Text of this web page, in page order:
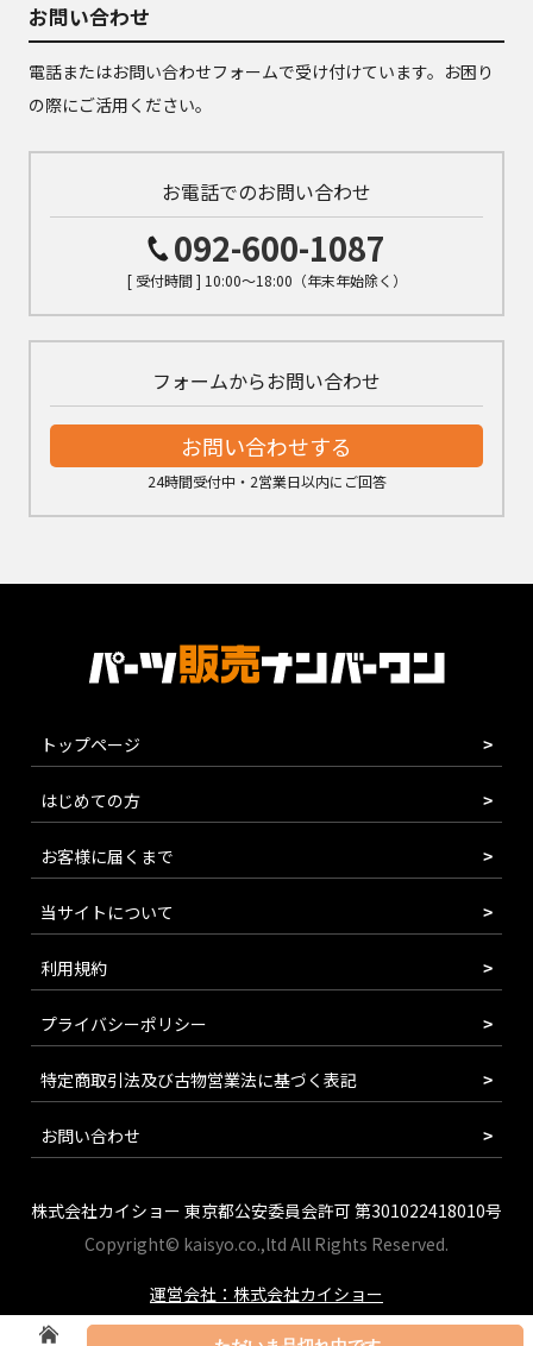
お問い合わせ
電話またはお問い合わせフォームで受け付けています。お困り
の際にご活用ください。
お電話でのお問い合わせ
092-600-1087
[ 受付時間 ] 10:00～18:00（年末年始除く）
フォームからお問い合わせ
お問い合わせする
24時間受付中・2営業日以内にご回答
トップページ
はじめての方
お客様に届くまで
当サイトについて
利用規約
プライバシーポリシー
特定商取引法及び古物営業法に基づく表記
お問い合わせ
株式会社カイショー 東京都公安委員会許可 第301022418010号
Copyright© kaisyo.co.,ltd All Rights Reserved.
運営会社：株式会社カイショー